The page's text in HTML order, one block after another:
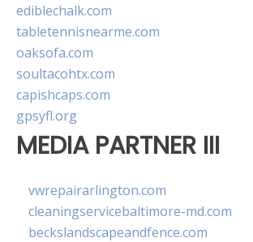
ediblechalk.com
tabletennisnearme.com
oaksofa.com
soultacohtx.com
capishcaps.com
gpsyfl.org
MEDIA PARTNER III
vwrepairarlington.com
cleaningservicebaltimore-md.com
beckslandscapeandfence.com